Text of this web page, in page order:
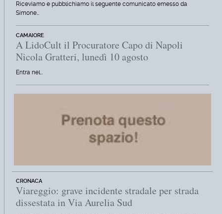
Riceviamo e pubblichiamo il seguente comunicato emesso da
Simone…
CAMAIORE
A LidoCult il Procuratore Capo di Napoli
Nicola Gratteri, lunedì 10 agosto
Entra nel…
CRONACA
Viareggio: grave incidente stradale per strada
dissestata in Via Aurelia Sud